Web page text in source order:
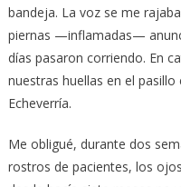
bandeja. La voz se me
piernas —inflamadas—
días pasaron corriendo. En
nuestras huellas en el
Echeverría.
Me obligué, durante dos
rostros de pacientes, los